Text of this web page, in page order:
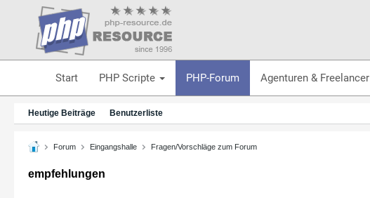
Start PHP Scripte PHP-Forum Agenturen & Freelancer
Heutige Beiträge Benutzerliste
Forum Eingangshalle Fragen/Vorschläge zum Forum
empfehlungen